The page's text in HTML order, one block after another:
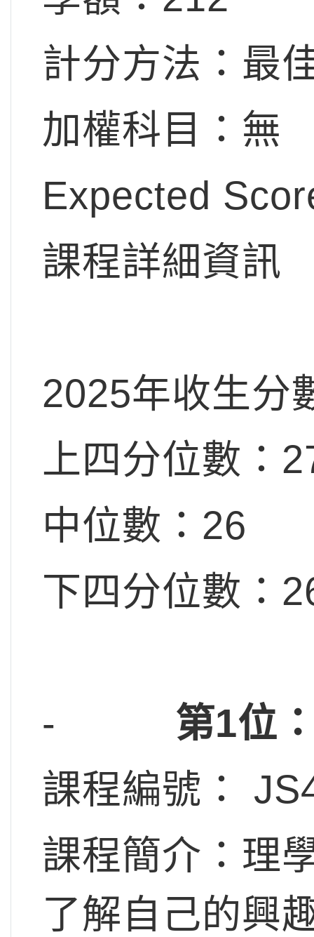
計分方法：最
加權科目：無
Expected
課程詳細資訊
2025年收生分
上四分位數：
中位數：26
下四分位數：
- 第1位
課程編號：
課程簡介：理
了解自己的興